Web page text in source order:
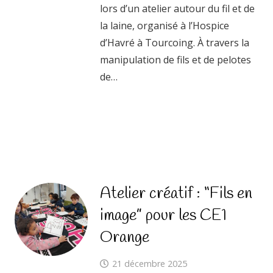
lors d’un atelier autour du fil et de
la laine, organisé à l’Hospice
d’Havré à Tourcoing. À travers la
manipulation de fils et de pelotes
de…
Atelier créatif : “Fils en
image” pour les CE1
Orange
21 décembre 2025